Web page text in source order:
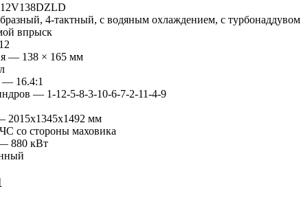
4-тактный, с водяным охлаждением, с турбонаддувом
впрыск
— 138 × 165 мм
— 16.4:1
— 1-12-5-8-3-10-6-7-2-11-4-9
мм
со стороны маховика
880 кВт